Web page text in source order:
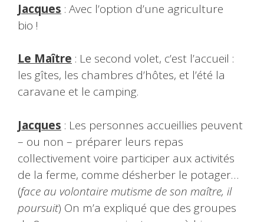
Jacques : Avec l’option d’une agriculture
bio !
Le Maître : Le second volet, c’est l’accueil :
les gîtes, les chambres d’hôtes, et l’été la
caravane et le camping.
Jacques : Les personnes accueillies peuvent
– ou non – préparer leurs repas
collectivement voire participer aux activités
de la ferme, comme désherber le potager…
(face au volontaire mutisme de son maître, il
poursuit) On m’a expliqué que des groupes